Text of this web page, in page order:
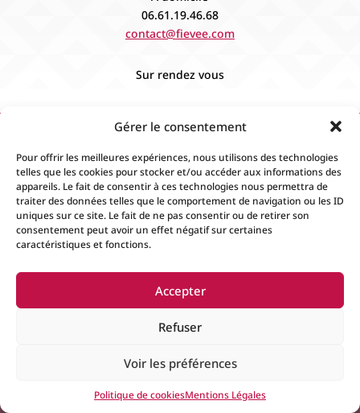
Gérer le consentement
Pour offrir les meilleures expériences, nous utilisons des technologies
telles que les cookies pour stocker et/ou accéder aux informations des
appareils. Le fait de consentir à ces technologies nous permettra de
traiter des données telles que le comportement de navigation ou les ID
uniques sur ce site. Le fait de ne pas consentir ou de retirer son
consentement peut avoir un effet négatif sur certaines
caractéristiques et fonctions.
Accepter
Refuser
Voir les préférences
Politique de cookiesMentions Légales
06.61.19.46.68
contact@fievee.com
Sur rendez vous
Accueil Contact Boutique
Événements
Mentions Légales
Conditions générales de
ventes
Plus Informatique.